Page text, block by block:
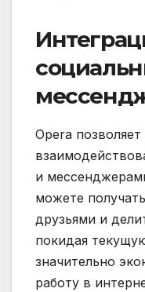
Opera
и
можете
друзьями и
покидая
значительно
работу в